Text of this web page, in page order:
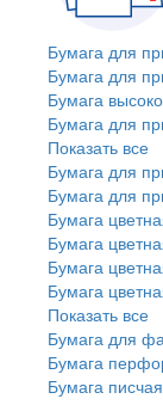
Бумага для
Бумага для
Бумага
Бумага для
Показать все
Бумага для
Бумага для
Бумага
Бумага
Бумага
Бумага
Показать все
Бумага для
Бумага
Бумага писчая